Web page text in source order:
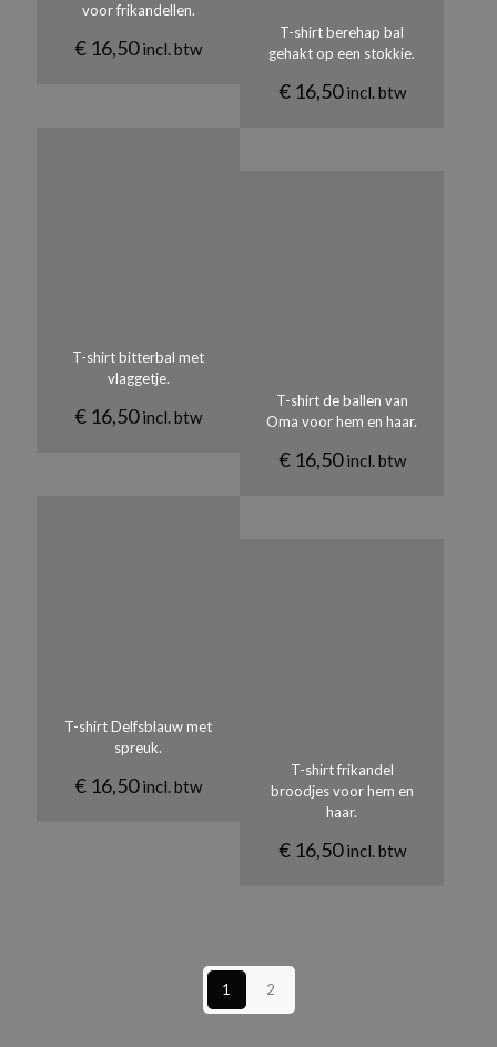
voor frikandellen.
€ 16,50 incl. btw
T-shirt berehap bal
gehakt op een stokkie.
€16,50 incl. btw
T-shirt bitterbal met
vlaggetje.
€ 16,50 incl. btw
T-shirt de ballen van
Oma voor hem en haar.
€16,50 incl. btw
T-shirt Delfsblauw met
spreuk.
€ 16,50 incl. btw
T-shirt frikandel
broodjes voor hem en
haar.
€16,50 incl. btw
1 2